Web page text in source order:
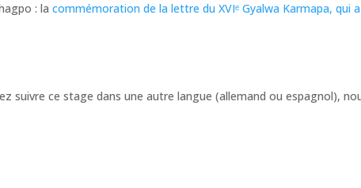
: la commémoration de la lettre du XVIᵉ Gyalwa Karmapa, qui
ce stage dans une autre langue (allemand ou espagnol),